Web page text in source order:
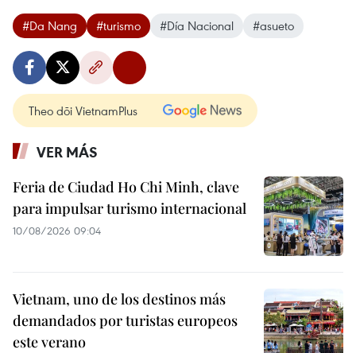
#Da Nang #turismo #Día Nacional #asueto
Theo dõi VietnamPlus
VER MÁS
Feria de Ciudad Ho Chi Minh, clave
para impulsar turismo internacional
10/08/2026 09:04
Vietnam, uno de los destinos más
demandados por turistas europeos
este verano